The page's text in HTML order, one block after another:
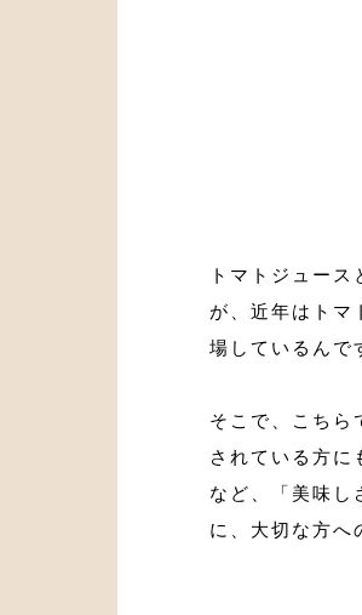
トマトジュー
が、近年はトマ
場しているんで
そこで、こちら
されている方に
など、「美味し
に、大切な方へ